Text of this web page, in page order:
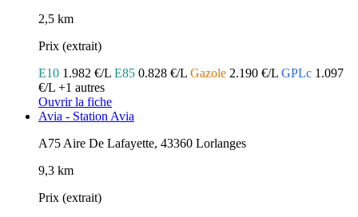
2,5 km
Prix (extrait)
E10 1.982 €/L E85 0.828 €/L Gazole 2.190 €/L GPLc 1.097
€/L +1 autres
Ouvrir la fiche
Avia - Station Avia
A75 Aire De Lafayette, 43360 Lorlanges
9,3 km
Prix (extrait)